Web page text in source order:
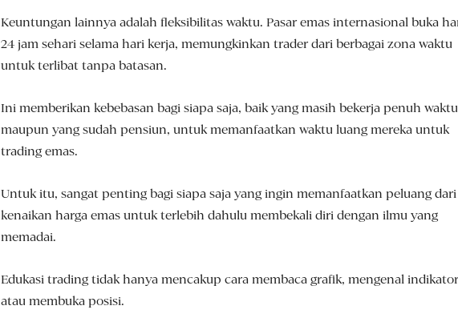
Keuntungan lainnya adalah fleksibilitas waktu. Pasar emas internasional buka
24 jam sehari selama hari kerja, memungkinkan trader dari berbagai zona waktu
untuk terlibat tanpa batasan.
Ini memberikan kebebasan bagi siapa saja, baik yang masih bekerja penuh waktu
maupun yang sudah pensiun, untuk memanfaatkan waktu luang mereka untuk
trading emas.
Untuk itu, sangat penting bagi siapa saja yang ingin memanfaatkan peluang dari
kenaikan harga emas untuk terlebih dahulu membekali diri dengan ilmu yang
memadai.
Edukasi trading tidak hanya mencakup cara membaca grafik, mengenal
atau membuka posisi.